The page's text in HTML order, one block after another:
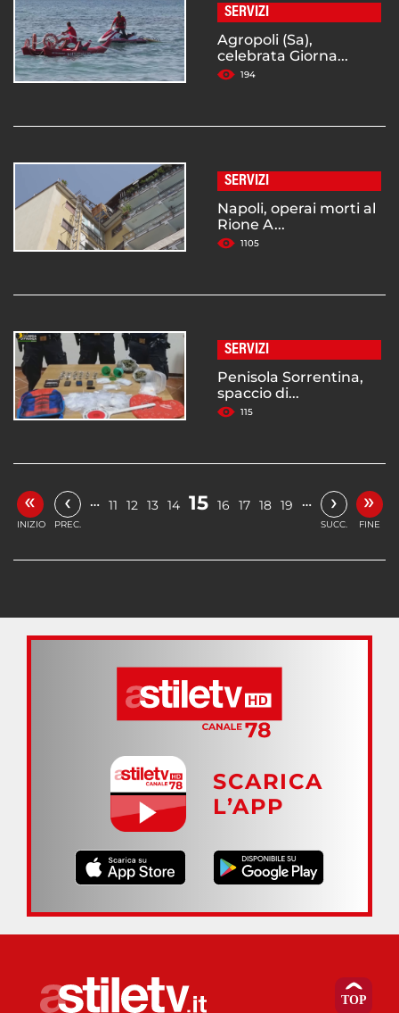
SERVIZI
Agropoli (Sa),
celebrata Giorna...
194
SERVIZI
Napoli, operai morti al
Rione A...
1105
SERVIZI
Penisola Sorrentina,
spaccio di...
115
«
INIZIO
‹
PREC.
… 11 12 13 14 15 16 17 18 19 … ›
SUCC.
»
FINE
SCARICA
L’APP